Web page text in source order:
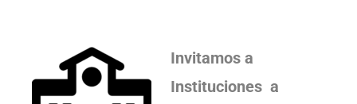
Invitamos a
Instituciones a